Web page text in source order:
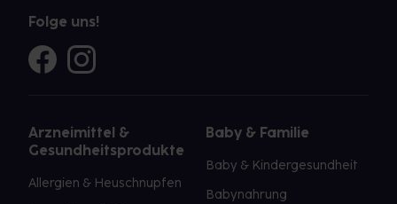
Folge uns!
Arzneimittel &
Gesundheitsprodukte
Allergien & Heuschnupfen
Baby & Familie
Baby & Kindergesundheit
Babynahrung